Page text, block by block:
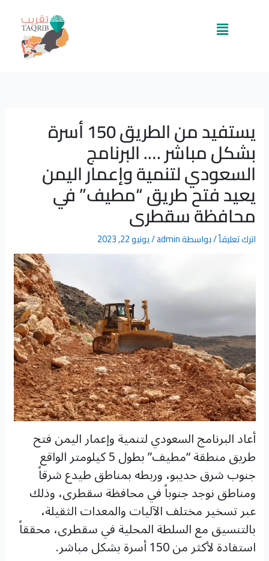
القائمة
يستفيد من الطريق 150 أسرة
بشكل مباشر …. البرنامج
السعودي لتنمية وإعمار اليمن
يعيد فتح طريق “مطيف” في
محافظة سقطرى
اترك تعليقاً/ بواسطةadmin
/يونيو 22, 2023
أعاد البرنامج السعودي لتنمية وإعمار اليمن فتح
طريق منطقة “مطيف” بطول 5 كيلومتر الواقع
جنوب شرق حديبو، وربطه بمناطق طيدع شرقاً
ومناطق نوجد جنوباً في محافظة سقطرى، وذلك
عبر تسخير مختلف الآليات والمعدات الثقيلة،
بالتنسيق مع السلطة المحلية في سقطرى، محققاً
استفادة لأكثر من 150 أسرة بشكل مباشر.